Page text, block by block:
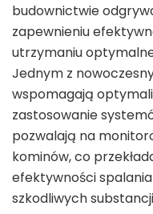
budownictwie
zapewnieniu
utrzymaniu
Jednym z
wspomagają
zastosowanie
pozwalają na
kominów, co
efektywności
szkodliwych